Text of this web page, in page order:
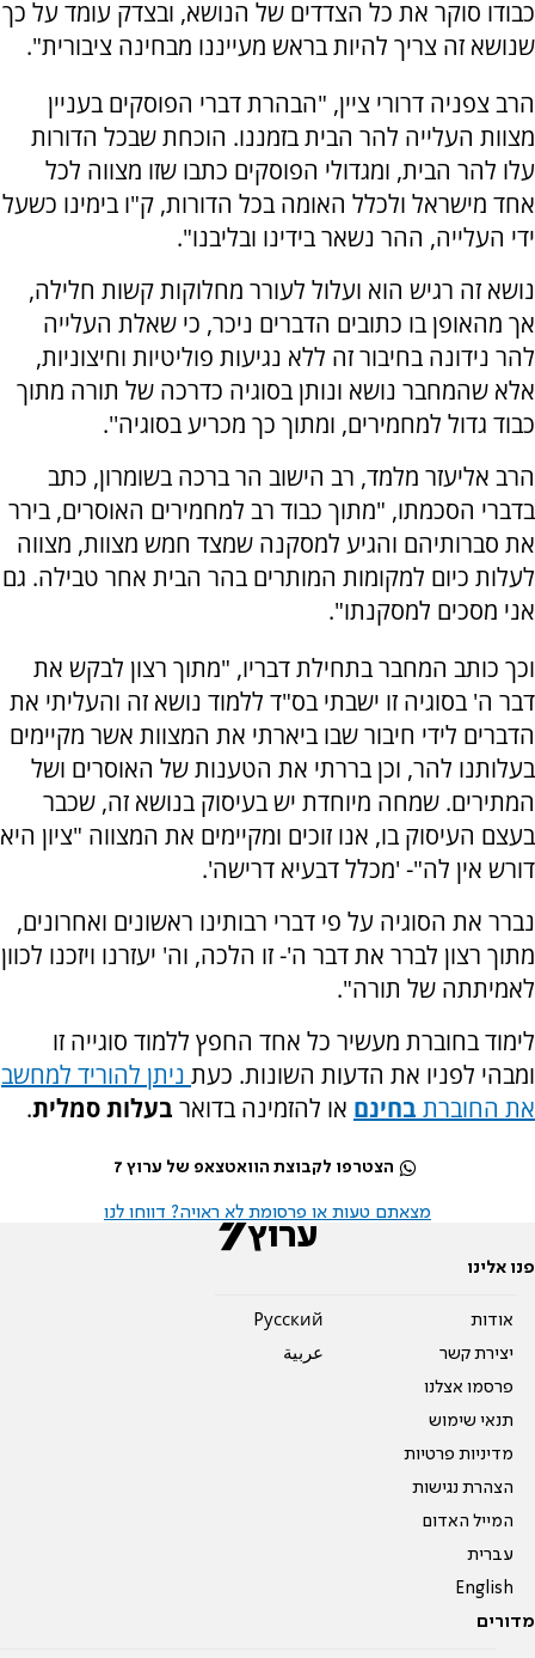
כבודו סוקר את כל הצדדים של הנושא, ובצדק עומד על כך
שנושא זה צריך להיות בראש מעייננו מבחינה ציבורית".
הרב צפניה דרורי ציין, "הבהרת דברי הפוסקים בעניין
מצוות העלייה להר הבית בזמננו. הוכחת שבכל הדורות
עלו להר הבית, ומגדולי הפוסקים כתבו שזו מצווה לכל
אחד מישראל ולכלל האומה בכל הדורות, ק"ו בימינו כשעל
ידי העלייה, ההר נשאר בידינו ובליבנו".
נושא זה רגיש הוא ועלול לעורר מחלוקות קשות חלילה,
אך מהאופן בו כתובים הדברים ניכר, כי שאלת העלייה
להר נידונה בחיבור זה ללא נגיעות פוליטיות וחיצוניות,
אלא שהמחבר נושא ונותן בסוגיה כדרכה של תורה מתוך
כבוד גדול למחמירים, ומתוך כך מכריע בסוגיה''.
הרב אליעזר מלמד, רב הישוב הר ברכה בשומרון, כתב
בדברי הסכמתו, "מתוך כבוד רב למחמירים האוסרים, בירר
את סברותיהם והגיע למסקנה שמצד חמש מצוות, מצווה
לעלות כיום למקומות המותרים בהר הבית אחר טבילה. גם
אני מסכים למסקנתו".
וכך כותב המחבר בתחילת דבריו, "מתוך רצון לבקש את
דבר ה' בסוגיה זו ישבתי בס"ד ללמוד נושא זה והעליתי את
הדברים לידי חיבור שבו ביארתי את המצוות אשר מקיימים
בעלותנו להר, וכן בררתי את הטענות של האוסרים ושל
המתירים. שמחה מיוחדת יש בעיסוק בנושא זה, שכבר
בעצם העיסוק בו, אנו זוכים ומקיימים את המצווה "ציון היא
דורש אין לה"- 'מכלל דבעיא דרישה'.
נברר את הסוגיה על פי דברי רבותינו ראשונים ואחרונים,
מתוך רצון לברר את דבר ה'- זו הלכה, וה' יעזרנו ויזכנו לכוון
לאמיתתה של תורה".
לימוד בחוברת מעשיר כל אחד החפץ ללמוד סוגייה זו
ומבהי לפניו את הדעות השונות. כעת ניתן להוריד למחשב
את החוברת בחינם או להזמינה בדואר בעלות סמלית.
הצטרפו לקבוצת הוואטצאפ של ערוץ 7
מצאתם טעות או פרסומת לא ראויה? דווחו לנו
פנו אלינו
אודות
יצירת קשר
פרסמו אצלנו
תנאי שימוש
מדיניות פרטיות
הצהרת נגישות
המייל האדום
עברית
English
Pусский
عربية
מדורים